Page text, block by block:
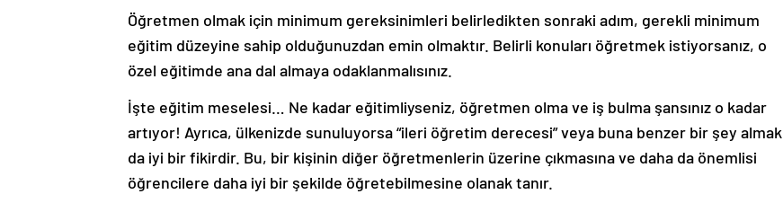
Öğretmen olmak için minimum gereksinimleri belirledikten sonraki adım, gerekli minimum
eğitim düzeyine sahip olduğunuzdan emin olmaktır. Belirli konuları öğretmek istiyorsanız, o
özel eğitimde ana dal almaya odaklanmalısınız.
İşte eğitim meselesi… Ne kadar eğitimliyseniz, öğretmen olma ve iş bulma şansınız o kadar
artıyor! Ayrıca, ülkenizde sunuluyorsa “ileri öğretim derecesi” veya buna benzer bir şey almak
da iyi bir fikirdir. Bu, bir kişinin diğer öğretmenlerin üzerine çıkmasına ve daha da önemlisi
öğrencilere daha iyi bir şekilde öğretebilmesine olanak tanır.